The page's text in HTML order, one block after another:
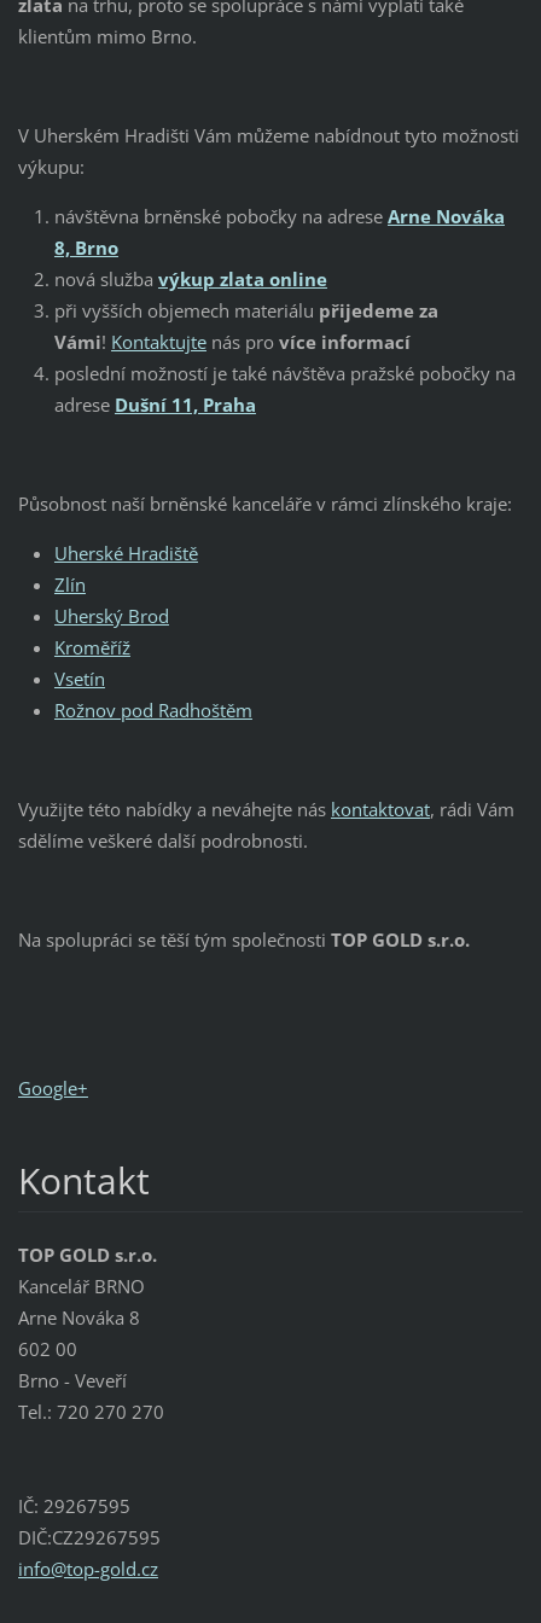
zlata na trhu, proto se spolupráce s námi vyplatí také
klientům mimo Brno.
V Uherském Hradišti Vám můžeme nabídnout tyto možnosti
výkupu:
návštěvna brněnské pobočky na adrese Arne Nováka
8, Brno
nová služba výkup zlata online
při vyšších objemech materiálu přijedeme za
Vámi! Kontaktujtenás pro více informací
poslední možností je také návštěva pražské pobočky na
adrese Dušní 11, Praha
Působnost naší brněnské kanceláře v rámci zlínského kraje:
Uherské Hradiště
Zlín
Uherský Brod
Kroměříž
Vsetín
Rožnov pod Radhoštěm
Využijte této nabídky a neváhejte nás kontaktovat, rádi Vám
sdělíme veškeré další podrobnosti.
Na spolupráci se těší tým společnosti TOP GOLD s.r.o.
Google+
Kontakt
TOP GOLD s.r.o.
Kancelář BRNO
Arne Nováka 8
602 00
Brno - Veveří
Tel.: 720 270 270
IČ: 29267595
DIČ:CZ29267595
info@top-gold.cz